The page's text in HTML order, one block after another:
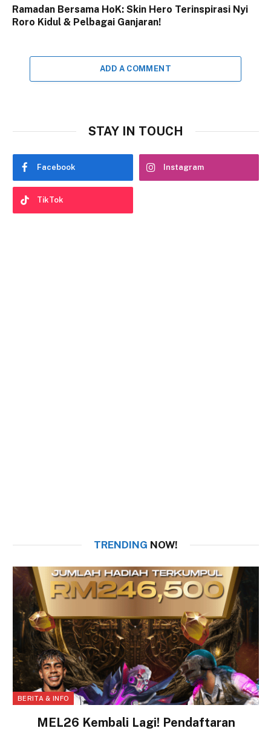
Ramadan Bersama HoK: Skin Hero Terinspirasi Nyi
Roro Kidul & Pelbagai Ganjaran!
ADD A COMMENT
STAY IN TOUCH
Facebook Instagram
TikTok
TRENDING NOW!
BERITA & INFO
MEL26 Kembali Lagi! Pendaftaran